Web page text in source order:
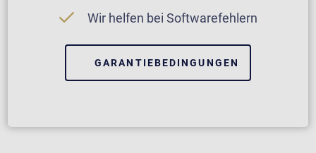
Wir helfen bei Softwarefehlern
GARANTIEBEDINGUNGEN